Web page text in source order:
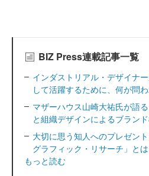
BIZ Press連載記事一覧
インダストリアル・デザイナ
して活躍するために、何が問
マザーハウス山崎大祐氏が語
と組織デザインによるブラン
大切に思う知人へのプレゼン
グラフィック・リサーチ」と
もっと読む